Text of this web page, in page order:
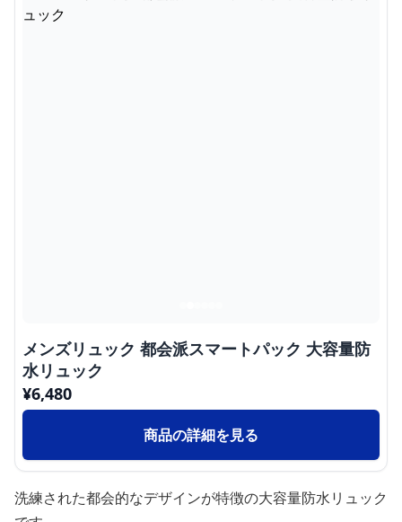
メンズリュック 都会派スマートパック 大容量防
水リュック
¥6,480
商品の詳細を見る
洗練された都会的なデザインが特徴の大容量防水リュック